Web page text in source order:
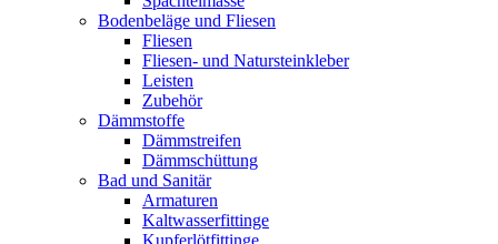
Bodenbeläge und Fliesen
Fliesen
Fliesen- und Natursteinkleber
Leisten
Zubehör
Dämmstoffe
Dämmstreifen
Dämmschüttung
Bad und Sanitär
Armaturen
Kaltwasserfittinge
Kupferlötfittinge